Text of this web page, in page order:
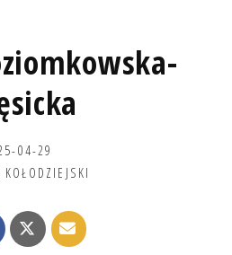
04-29
KOŁODZIEJSKI